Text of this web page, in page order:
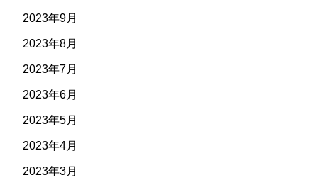
2023年9月
2023年8月
2023年7月
2023年6月
2023年5月
2023年4月
2023年3月